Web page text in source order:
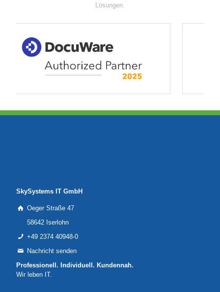
Lösungen.
SkySystems IT GmbH
Oeger Straße 47
58642 Iserlohn
+49 2374 40948-0
Nachricht senden
Professionell. Individuell. Kundennah.
Wir leben IT.